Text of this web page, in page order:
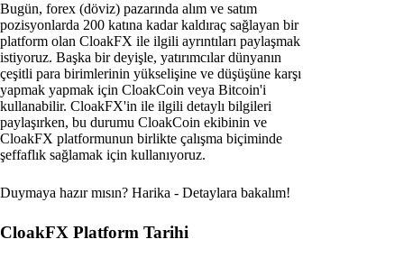
Bugün, forex (döviz) pazarında alım ve satım
pozisyonlarda 200 katına kadar kaldıraç sağlayan bir
platform olan CloakFX ile ilgili ayrıntıları paylaşmak
istiyoruz. Başka bir deyişle, yatırımcılar dünyanın
çeşitli para birimlerinin yükselişine ve düşüşüne karşı
yapmak yapmak için CloakCoin veya Bitcoin'i
kullanabilir. CloakFX'in ile ilgili detaylı bilgileri
paylaşırken, bu durumu CloakCoin ekibinin ve
CloakFX platformunun birlikte çalışma biçiminde
şeffaflık sağlamak için kullanıyoruz.
Duymaya hazır mısın? Harika - Detaylara bakalım!
CloakFX Platform Tarihi